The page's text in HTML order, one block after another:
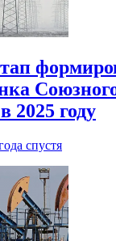
2025 году
спустя